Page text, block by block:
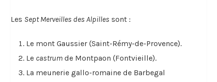
Les Sept Merveilles des Alpilles sont :
Le mont Gaussier (Saint-Rémy-de-Provence).
Le castrum de Montpaon (Fontvieille).
La meunerie gallo-romaine de Barbegal